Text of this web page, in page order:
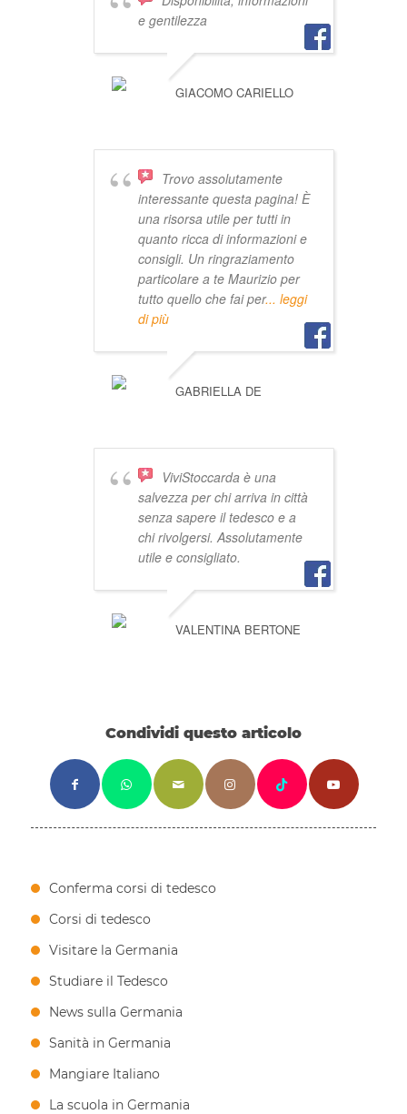
e gentilezza
GIACOMO CARIELLO
Trovo assolutamente
interessante questa pagina! È
una risorsa utile per tutti in
quanto ricca di informazioni e
consigli. Un ringraziamento
particolare a te Maurizio per
tutto quello che fai per... leggi
di più
GABRIELLA DE
ViviStoccarda è una
salvezza per chi arriva in città
senza sapere il tedesco e a
chi rivolgersi. Assolutamente
utile e consigliato.
VALENTINA BERTONE
Condividi questo articolo
Conferma corsi di tedesco
Corsi di tedesco
Visitare la Germania
Studiare il Tedesco
News sulla Germania
Sanità in Germania
Mangiare Italiano
La scuola in Germania